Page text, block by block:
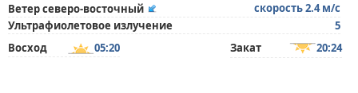
Ветер северо-восточный
скорость 2.4 м/с
Ультрафиолетовое излучение
5
Восход
05:20 Закат 20:24